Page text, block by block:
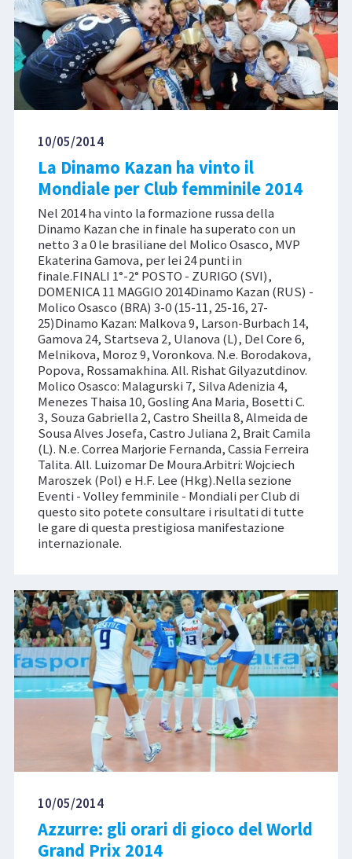
10/05/2014
La Dinamo Kazan ha vinto il
Mondiale per Club femminile 2014
Nel 2014 ha vinto la formazione russa della
Dinamo Kazan che in finale ha superato con un
netto 3 a 0 le brasiliane del Molico Osasco, MVP
Ekaterina Gamova, per lei 24 punti in
finale.FINALI 1°-2° POSTO - ZURIGO (SVI),
DOMENICA 11 MAGGIO 2014Dinamo Kazan (RUS) -
Molico Osasco (BRA) 3-0 (15-11, 25-16, 27-
25)Dinamo Kazan: Malkova 9, Larson-Burbach 14,
Gamova 24, Startseva 2, Ulanova (L), Del Core 6,
Melnikova, Moroz 9, Voronkova. N.e. Borodakova,
Popova, Rossamakhina. All. Rishat Gilyazutdinov.
Molico Osasco: Malagurski 7, Silva Adenizia 4,
Menezes Thaisa 10, Gosling Ana Maria, Bosetti C.
3, Souza Gabriella 2, Castro Sheilla 8, Almeida de
Sousa Alves Josefa, Castro Juliana 2, Brait Camila
(L). N.e. Correa Marjorie Fernanda, Cassia Ferreira
Talita. All. Luizomar De Moura.Arbitri: Wojciech
Maroszek (Pol) e H.F. Lee (Hkg).Nella sezione
Eventi - Volley femminile - Mondiali per Club di
questo sito potete consultare i risultati di tutte
le gare di questa prestigiosa manifestazione
internazionale.
10/05/2014
Azzurre: gli orari di gioco del World
Grand Prix 2014